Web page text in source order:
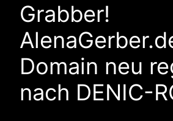
Grabber!
Domain neu
nach DENIC-